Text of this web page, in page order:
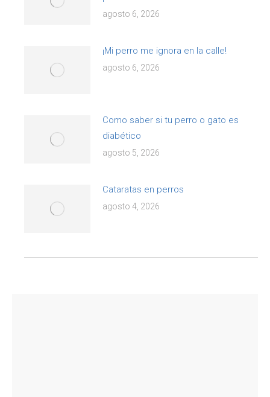
agosto 6, 2026
¡Mi perro me ignora en la calle!
agosto 6, 2026
Como saber si tu perro o gato es
diabético
agosto 5, 2026
Cataratas en perros
agosto 4, 2026